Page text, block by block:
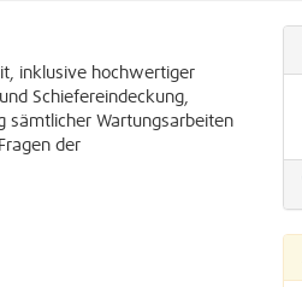
inklusive hochwertiger
Schiefereindeckung,
sämtlicher Wartungsarbeiten
der